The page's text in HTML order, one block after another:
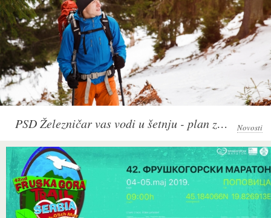
PSD Železničar vas vodi u šetnju - plan za decembar 2018 Novosti